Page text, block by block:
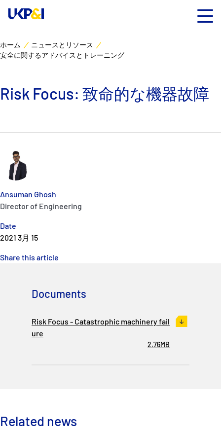
Fixed P&I Emergency Contacts
加入船検索
Rules
カバー
リスクマネジメント
UK P&I クラブについて
コンタクト
ホーム
ニュースとリソース
安全に関するアドバイスとトレーニング
Risk Focus: 致命的な機器故障
Ansuman Ghosh
Director of Engineering
Date
2021 3月 15
Share this article
Documents
Risk Focus - Catastrophic machinery fail
ure
2.76MB
Related news